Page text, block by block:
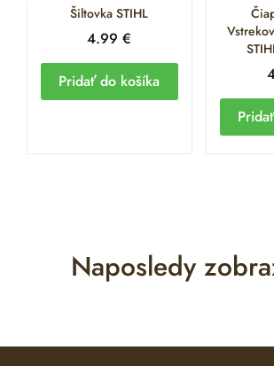
Šiltovka STIHL
4.99€
Pridať do košíka
Naposledy